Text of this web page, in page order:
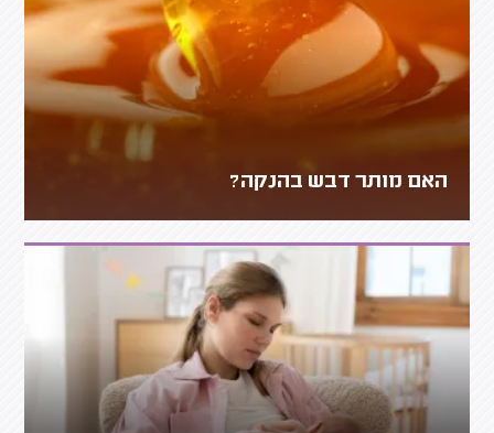
האם מותר דבש בהנקה?